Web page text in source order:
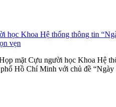
học Khoa Hệ thống thông tin
vẹn
mặt Cựu người học Khoa Hệ
Hồ Chí Minh với chủ đề